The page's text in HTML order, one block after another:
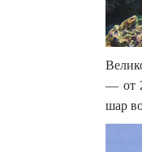
— от
шар